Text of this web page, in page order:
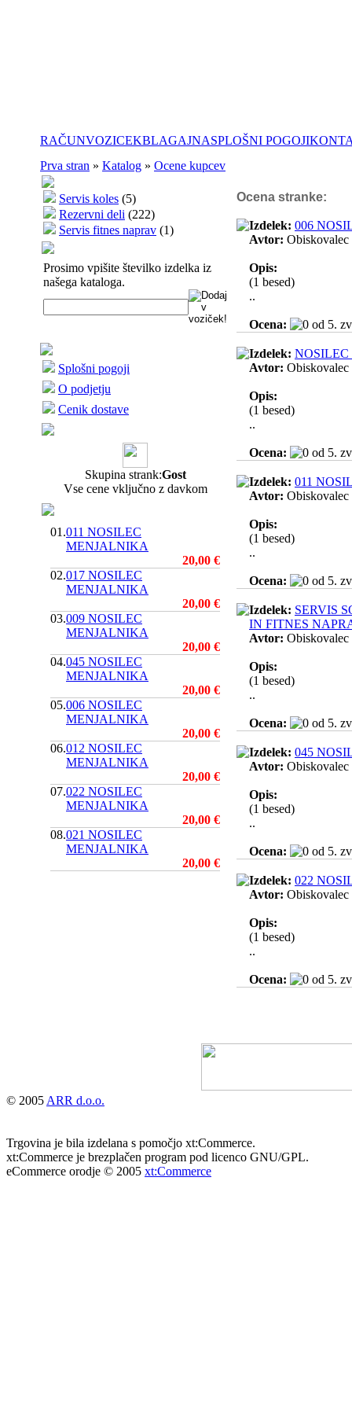
RAČUNVOZICEKBLAGAJNASPLOŠNI POGOJI
Prva stran » Katalog » Ocene kupcev
Servis koles (5)
Rezervni deli (222)
Servis fitnes naprav (1)
Prosimo vpišite številko izdelka iz
našega kataloga.
Splošni pogoji
O podjetju
Cenik dostave
Skupina strank:Gost
Vse cene vključno z davkom
01.011 NOSILEC
MENJALNIKA
20,00 €
02.017 NOSILEC
MENJALNIKA
20,00 €
03.009 NOSILEC
MENJALNIKA
20,00 €
04.045 NOSILEC
MENJALNIKA
20,00 €
05.006 NOSILEC
MENJALNIKA
20,00 €
06.012 NOSILEC
MENJALNIKA
20,00 €
07.022 NOSILEC
MENJALNIKA
20,00 €
08.021 NOSILEC
MENJALNIKA
20,00 €
Ocena stranke:
Izdelek: 006
Avtor: Obiskovalec
Opis:
(1 besed)
..
Ocena:
Izdelek:
Avtor: Obiskovalec
Opis:
(1 besed)
..
Ocena:
Izdelek: 011
Avtor: Obiskovalec
Opis:
(1 besed)
..
Ocena:
Izdelek: SERVIS
IN FITNES
Avtor: Obiskovalec
Opis:
(1 besed)
..
Ocena:
Izdelek: 045
Avtor: Obiskovalec
Opis:
(1 besed)
..
Ocena:
Izdelek: 022
Avtor: Obiskovalec
Opis:
(1 besed)
..
Ocena:
© 2005 ARR d.o.o.
Trgovina je bila izdelana s pomočjo xt:Commerce.
xt:Commerce je brezplačen program pod licenco GNU/GPL.
eCommerce orodje © 2005 xt:Commerce